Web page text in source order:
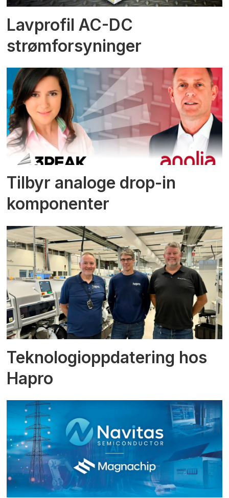
Lavprofil AC-DC
strømforsyninger
Tilbyr analoge drop-in
komponenter
Teknologioppdatering hos
Hapro